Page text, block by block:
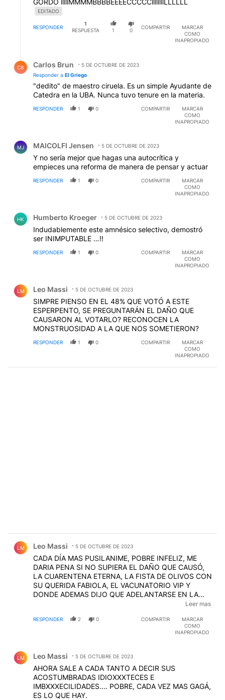
GORDO lllllMMMMBBBBEEEECCCCCllllllllLLLLLL
EDITADO
RESPONDER
1
RESPUESTA
1 0
COMPARTIR
MARCAR
COMO
INAPROPIADO
CB Carlos Brun
5 DE OCTUBRE DE 2023
Responder a El Griego
"dedito" de maestro ciruela. Es un simple Ayudante de
Catedra en la UBA. Nunca tuvo tenure en la materia.
RESPONDER 1 0 COMPARTIR
MARCAR
COMO
INAPROPIADO
MJ MAICOLFI Jensen 5 DE OCTUBRE DE 2023
Y no sería mejor que hagas una autocrítica y
empieces una reforma de manera de pensar y actuar
RESPONDER 1 0 COMPARTIR
MARCAR
COMO
INAPROPIADO
HK Humberto Kroeger 5 DE OCTUBRE DE 2023
Indudablemente este amnésico selectivo, demostró
ser INIMPUTABLE …!!
RESPONDER 1 0 COMPARTIR
MARCAR
COMO
INAPROPIADO
LM Leo Massi 5 DE OCTUBRE DE 2023
SIMPRE PIENSO EN EL 48% QUE VOTÓ A ESTE
ESPERPENTO, SE PREGUNTARÁN EL DAÑO QUE
CAUSARON AL VOTARLO? RECONOCEN LA
MONSTRUOSIDAD A LA QUE NOS SOMETIERON?
RESPONDER 1 0 COMPARTIR
MARCAR
COMO
INAPROPIADO
LM Leo Massi 5 DE OCTUBRE DE 2023
CADA DÍA MAS PUSILANIME, POBRE INFELIZ, ME
DARIA PENA SI NO SUPIERA EL DAÑO QUE CAUSÓ,
LA CUARENTENA ETERNA, LA FISTA DE OLIVOS CON
SU QUERIDA FABIOLA, EL VACUNATORIO VIP Y
DONDE ADEMAS DIJO QUE ADELANTARSE EN LA
900 MANGOS, DUPLICO LA POBREZA CON SU
AMIGO MASSA, EN FIN, SIEMPRE JUSTIFICANDO
Leer mas
RESPONDER 2 0 COMPARTIR
MARCAR
COMO
INAPROPIADO
LM Leo Massi 5 DE OCTUBRE DE 2023
AHORA SALE A CADA TANTO A DECIR SUS
ACOSTUMBRADAS IDIOXXXTECES E
IMBXXXECILIDADES.... POBRE, CADA VEZ MAS GAGÁ,
ES LO QUE HAY.